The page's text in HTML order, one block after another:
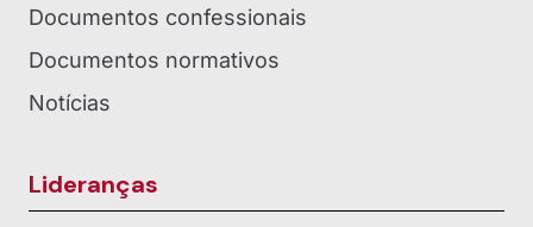
Documentos confessionais
Documentos normativos
Notícias
Lideranças